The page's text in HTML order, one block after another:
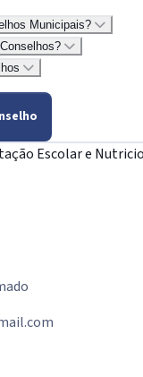
Municipais?
Escolar e